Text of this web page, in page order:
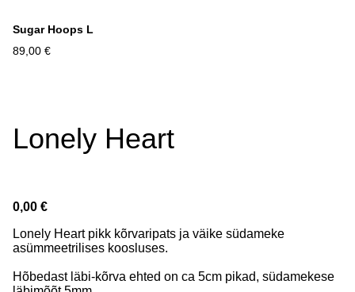
Sugar Hoops L
89,00 €
Lonely Heart
0,00 €
Lonely Heart pikk kõrvaripats ja väike südameke
asümmeetrilises koosluses.
Hõbedast läbi-kõrva ehted on ca 5cm pikad, südamekese